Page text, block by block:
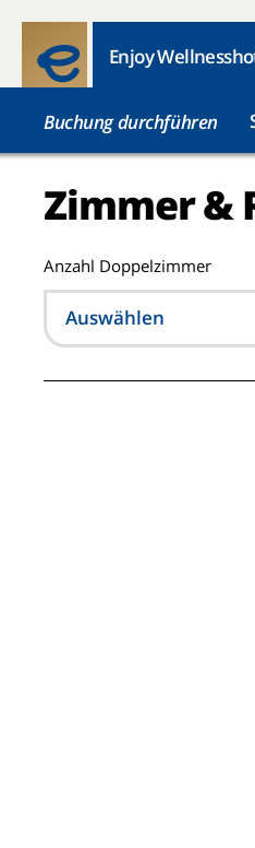
Enjoy
Buchung durchführen
Zimmer &
Anzahl Doppelzimmer
Auswählen